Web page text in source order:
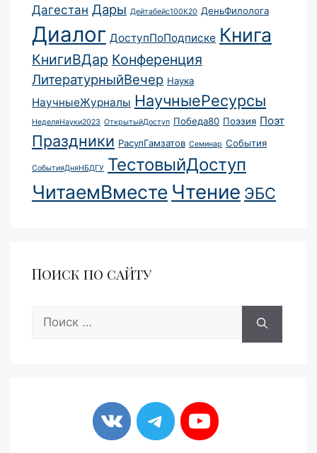
Дагестан Дары Дейтабейс100К20 ДеньФилолога
Диалог ДоступПоПодписке Книга
КнигиВДар Конференция
ЛитературныйВечер Наука
НаучныеЖурналы НаучныеРесурсы
НеделяНауки2023 ОткрытыйДоступ Победа80 Поэзия Поэт
Праздники РасулГамзатов Семинар События
СобытияДняНБДГУ ТестовыйДоступ
ЧитаемВместе Чтение ЭБС
Поиск по сайту